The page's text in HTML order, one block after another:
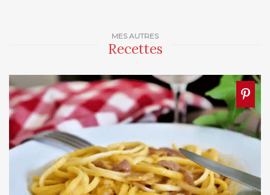
MES AUTRES
Recettes